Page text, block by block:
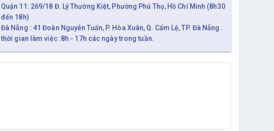
Quận 11: 269/18 Đ. Lý Thường Kiệt, Phường Phú Thọ, Hồ Chí Minh (8h30
đến 18h)
Đà Nẵng : 41 Đoàn Nguyễn Tuấn, P. Hòa Xuân, Q. Cẩm Lệ, TP. Đà Nẵng :
thời gian làm việc :8h - 17h các ngày trong tuần.